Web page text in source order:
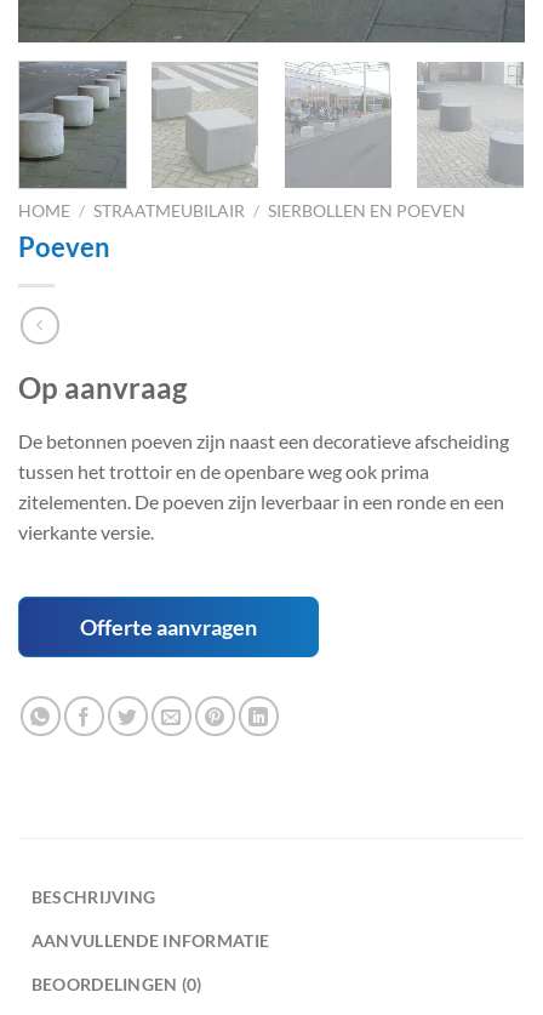
HOME / STRAATMEUBILAIR / SIERBOLLEN EN POEVEN
Poeven
Op aanvraag
De betonnen poeven zijn naast een decoratieve afscheiding
tussen het trottoir en de openbare weg ook prima
zitelementen. De poeven zijn leverbaar in een ronde en een
vierkante versie.
Offerte aanvragen
BESCHRIJVING
AANVULLENDE INFORMATIE
BEOORDELINGEN (0)